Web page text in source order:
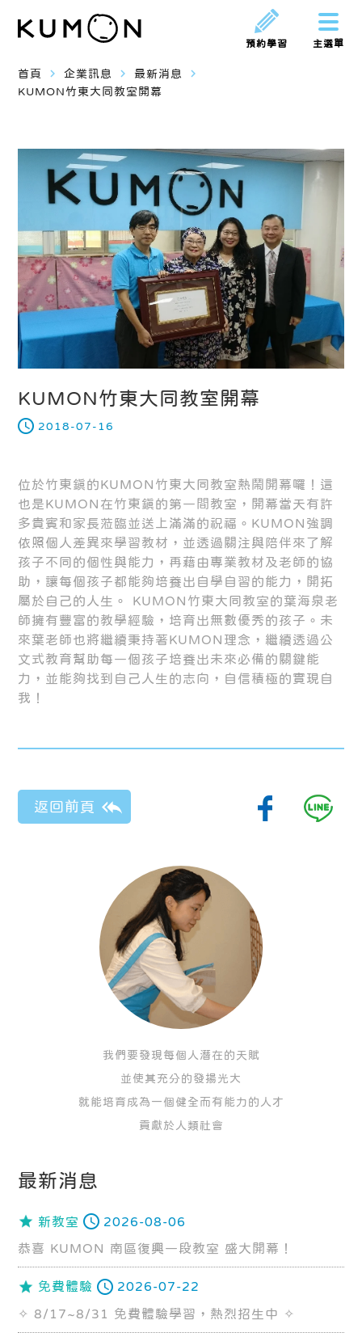
主選單
預約學習
首頁 navigate_next 企業訊息 navigate_next 最新消息 navigate_next
KUMON竹東大同教室開幕
KUMON竹東大同教室開幕
2018-07-16
位於竹東鎮的KUMON竹東大同教室熱鬧開幕囉！這
也是KUMON在竹東鎮的第一間教室，開幕當天有許
多貴賓和家長蒞臨並送上滿滿的祝福。KUMON強調
依照個人差異來學習教材，並透過關注與陪伴來了解
孩子不同的個性與能力，再藉由專業教材及老師的協
助，讓每個孩子都能夠培養出自學自習的能力，開拓
屬於自己的人生。 KUMON竹東大同教室的葉海泉老
師擁有豐富的教學經驗，培育出無數優秀的孩子。未
來葉老師也將繼續秉持著KUMON理念，繼續透過公
文式教育幫助每一個孩子培養出未來必備的關鍵能
力，並能夠找到自己人生的志向，自信積極的實現自
我！
我們要發現每個人潛在的天賦
並使其充分的發揚光大
就能培育成為一個健全而有能力的人才
貢獻於人類社會
最新消息
新教室 2026-08-06
恭喜 KUMON 南區復興一段教室 盛大開幕！
免費體驗 2026-07-22
✧ 8/17~8/31 免費體驗學習，熱烈招生中 ✧